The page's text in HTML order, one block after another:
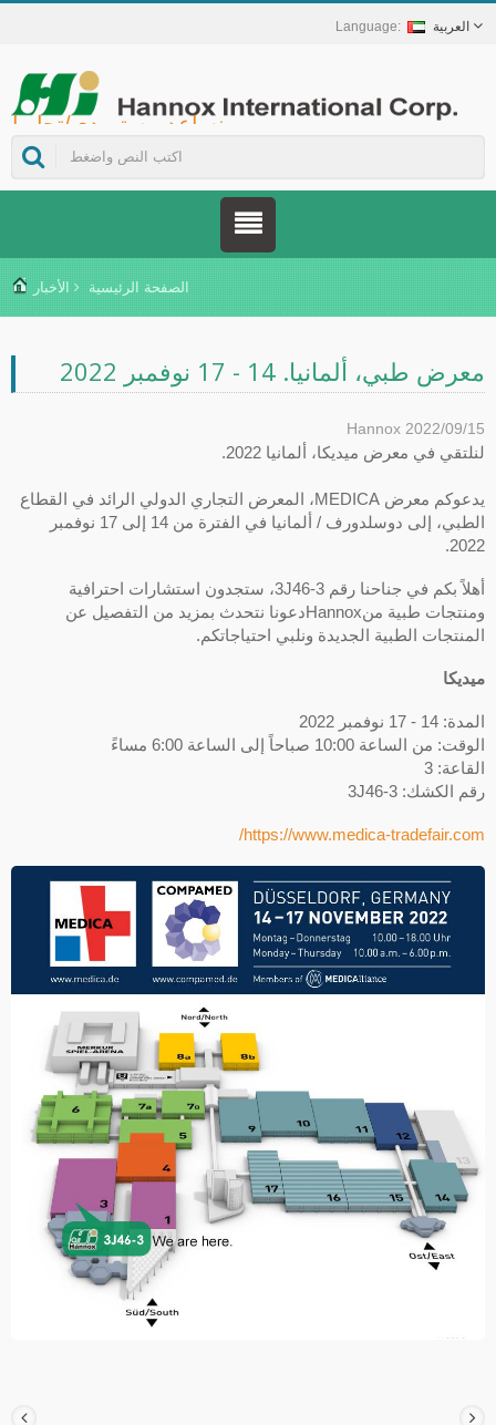
العربية
Hannox International Corp. - نساعد مستوردي/تجار الجملة/الموزعين للأجهزة الطبية والعلامات التجارية في مجال الرعاية الصحية على إطلاق حلول غير دوائية للعناية بالجروح والأغشية المخاطية، تشمل علاج قرح الفم، والرعاية الداعمة لمرضى السرطان، وحماية الجلد، والعناية بالغشاء المخاطي للأنف، وحماية الجروح في المنزل. كما نوفر مجموعة واسعة من الأجهزة الطبية في مجالات الوقاية من داء السكري وإدارته، وحلول الوقاية من الأمراض المنقولة بالبعوض، وغيرها من تطبيقات الرعاية الصحية المنزلية.
الصفحة الرئيسية الأخبار
معرض طبي، ألمانيا. 14 - 17 نوفمبر 2022
2022/09/15
Hannox
لنلتقي في معرض ميديكا، ألمانيا 2022.
يدعوكم معرض MEDICA، المعرض التجاري الدولي الرائد في القطاع
الطبي، إلى دوسلدورف / ألمانيا في الفترة من 14 إلى 17 نوفمبر
2022.
أهلاً بكم في جناحنا رقم 3J46-3، ستجدون استشارات احترافية
ومنتجات طبية منHannoxدعونا نتحدث بمزيد من التفصيل عن
المنتجات الطبية الجديدة ونلبي احتياجاتكم.
ميديكا
المدة: 14 - 17 نوفمبر 2022
الوقت: من الساعة 10:00 صباحاً إلى الساعة 6:00 مساءً
القاعة: 3
رقم الكشك: 3J46-3
https://www.medica-tradefair.com/